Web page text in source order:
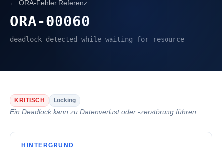
← ORA-Fehler Referenz
ORA-00060
deadlock detected while waiting for resource
KRITISCH Locking
Ein Deadlock kann zu Datenverlust oder -zerstörung führen.
HINTERGRUND